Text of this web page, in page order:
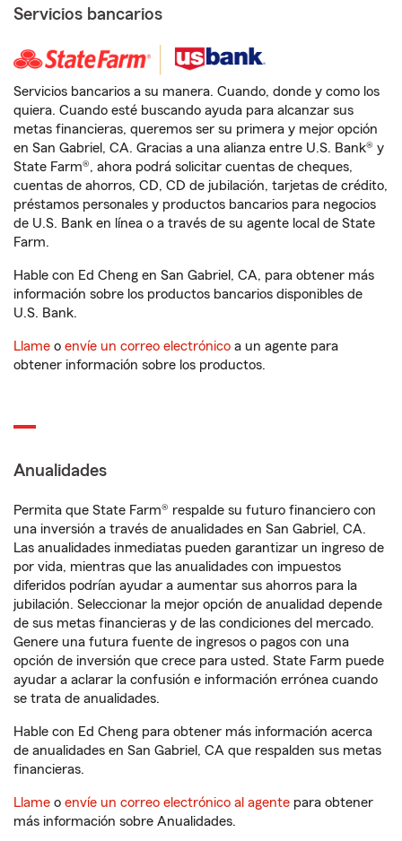
Servicios bancarios
Servicios bancarios a su manera. Cuando, donde y como los
quiera. Cuando esté buscando ayuda para alcanzar sus
metas financieras, queremos ser su primera y mejor opción
en San Gabriel, CA. Gracias a una alianza entre U.S. Bank® y
State Farm®, ahora podrá solicitar cuentas de cheques,
cuentas de ahorros, CD, CD de jubilación, tarjetas de crédito,
préstamos personales y productos bancarios para negocios
de U.S. Bank en línea o a través de su agente local de State
Farm.
Hable con Ed Cheng en San Gabriel, CA, para obtener más
información sobre los productos bancarios disponibles de
U.S. Bank.
Llame o envíe un correo electrónico a un agente para
obtener información sobre los productos.
Anualidades
Permita que State Farm® respalde su futuro financiero con
una inversión a través de anualidades en San Gabriel, CA.
Las anualidades inmediatas pueden garantizar un ingreso de
por vida, mientras que las anualidades con impuestos
diferidos podrían ayudar a aumentar sus ahorros para la
jubilación. Seleccionar la mejor opción de anualidad depende
de sus metas financieras y de las condiciones del mercado.
Genere una futura fuente de ingresos o pagos con una
opción de inversión que crece para usted. State Farm puede
ayudar a aclarar la confusión e información errónea cuando
se trata de anualidades.
Hable con Ed Cheng para obtener más información acerca
de anualidades en San Gabriel, CA que respalden sus metas
financieras.
Llame o envíe un correo electrónico al agente para obtener
más información sobre Anualidades.